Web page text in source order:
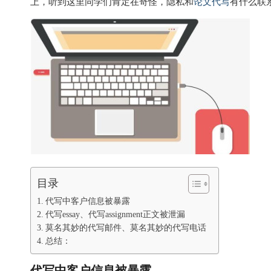
目录
代写中客户信息被暴露
代写essay、代写assignment正文被泄漏
莫名其妙的代写邮件、莫名其妙的代写电话
总结：